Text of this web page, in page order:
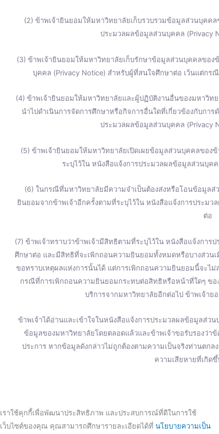
(2) ข้าพเจ้ายินยอมให้มหาวิทยาลัยเก็บรวบรวมข้อมูลส่วนบุคค
ประมวลผลข้อมูลส่วนบุคคล (Privacy
(3) ข้าพเจ้ายินยอมให้มหาวิทยาลัยเก็บรักษาข้อมูลส่วนบุคคลของ
บุคคล (Privacy Notice) สำหรับผู้ที่สนใจศึกษาต่อ เว้นแต่ก
(4) ข้าพเจ้ายินยอมให้มหาวิทยาลัยและผู้ปฏิบัติงานอื่นของมหาวิท
นำไปดำเนินการจัดการศึกษาหรือกิจการอื่นใดที่เกี่ยวข้องกับกา
ประมวลผลข้อมูลส่วนบุคคล (Privacy
(5) ข้าพเจ้ายินยอมให้มหาวิทยาลัยเปิดเผยข้อมูลส่วนบุคคลของ
ระบุไว้ใน หนังสือแจ้งการประมวลผลข้อมูลส่วนบุค
(6) ในกรณีที่มหาวิทยาลัยมีความจำเป็นต้องส่งหรือโอนข้อมูล
ยินยอมจากข้าพเจ้าอีกครั้งตามที่ระบุไว้ใน หนังสือแจ้งการประม
ต่อ
(7) ข้าพเจ้าทราบว่าข้าพเจ้ามีสิทธิตามที่ระบุไว้ใน หนังสือแจ้งกา
ศึกษาต่อ และมีสิทธิที่จะเพิกถอนความยินยอมทั้งหมดหรือบางส่วน
ขอทราบเหตุผลแห่งการนั้นได้ แต่การเพิกถอนความยินยอมนี้จะไ
กรณีที่การเพิกถอนความยินยอมกระทบต่อสิทธิหรือหน้าที่ใดๆ ขอ
บริการจากมหาวิทยาลัยอีกต่อไป ข้าพเจ้า
ข้าพเจ้าได้อ่านและเข้าใจในหนังสือแจ้งการประมวลผลข้อมูลส่
ข้อมูลของมหาวิทยาลัยโดยตลอดแล้วและข้าพเจ้าขอรับรองว่า
ประการ หากข้อมูลดังกล่าวไม่ถูกต้องตามความเป็นจริงท่านตก
ความเสียหายที่เกิด
เราใช้คุกกี้เพื่อพัฒนาประสิทธิภาพ และประสบการณ์ที่ดีในการใช้
เว็บไซต์ของคุณ คุณสามารถศึกษารายละเอียดได้ที่ นโยบายความเป็น